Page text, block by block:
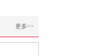
更多>>